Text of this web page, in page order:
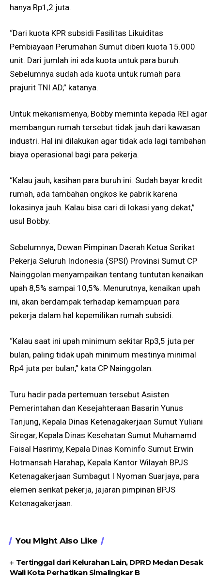
hanya Rp1,2 juta.
“Dari kuota KPR subsidi Fasilitas Likuiditas
Pembiayaan Perumahan Sumut diberi kuota 15.000
unit. Dari jumlah ini ada kuota untuk para buruh.
Sebelumnya sudah ada kuota untuk rumah para
prajurit TNI AD,” katanya.
Untuk mekanismenya, Bobby meminta kepada REI agar
membangun rumah tersebut tidak jauh dari kawasan
industri. Hal ini dilakukan agar tidak ada lagi tambahan
biaya operasional bagi para pekerja.
“Kalau jauh, kasihan para buruh ini. Sudah bayar kredit
rumah, ada tambahan ongkos ke pabrik karena
lokasinya jauh. Kalau bisa cari di lokasi yang dekat,”
usul Bobby.
Sebelumnya, Dewan Pimpinan Daerah Ketua Serikat
Pekerja Seluruh Indonesia (SPSI) Provinsi Sumut CP
Nainggolan menyampaikan tentang tuntutan kenaikan
upah 8,5% sampai 10,5%. Menurutnya, kenaikan upah
ini, akan berdampak terhadap kemampuan para
pekerja dalam hal kepemilikan rumah subsidi.
“Kalau saat ini upah minimum sekitar Rp3,5 juta per
bulan, paling tidak upah minimum mestinya minimal
Rp4 juta per bulan,” kata CP Nainggolan.
Turu hadir pada pertemuan tersebut Asisten
Pemerintahan dan Kesejahteraan Basarin Yunus
Tanjung, Kepala Dinas Ketenagakerjaan Sumut Yuliani
Siregar, Kepala Dinas Kesehatan Sumut Muhamamd
Faisal Hasrimy, Kepala Dinas Kominfo Sumut Erwin
Hotmansah Harahap, Kepala Kantor Wilayah BPJS
Ketenagakerjaan Sumbagut I Nyoman Suarjaya, para
elemen serikat pekerja, jajaran pimpinan BPJS
Ketenagakerjaan.
You Might Also Like
Tertinggal dari Kelurahan Lain, DPRD Medan Desak
Wali Kota Perhatikan Simalingkar B